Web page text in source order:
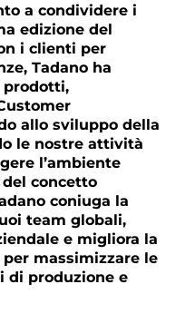
a condividere i
edizione del
i clienti per
Tadano ha
prodotti,
allo sviluppo della
le nostre attività
l’ambiente
del concetto
coniuga la
team globali,
e migliora la
massimizzare le
di produzione e